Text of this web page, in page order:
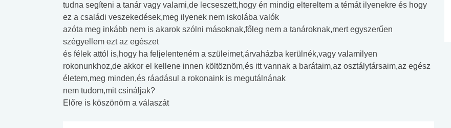
tudna segíteni a tanár vagy valami,de lecseszett,hogy én mindig eltereltem a témát ilyenekre és hogy
ez a családi veszekedések,meg ilyenek nem iskolába valók
azóta meg inkább nem is akarok szólni másoknak,főleg nem a tanároknak,mert egyszerűen
szégyellem ezt az egészet
és félek attól is,hogy ha feljelenteném a szüleimet,árvaházba kerülnék,vagy valamilyen
rokonunkhoz,de akkor el kellene innen költöznöm,és itt vannak a barátaim,az osztálytársaim,az egész
életem,meg minden,és ráadásul a rokonaink is megutálnának
nem tudom,mit csináljak?
Előre is köszönöm a válaszát